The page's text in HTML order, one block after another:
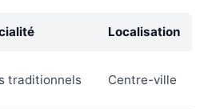
Localisation
traditionnels Centre-ville